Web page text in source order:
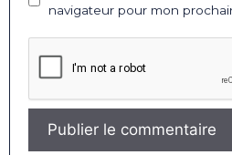
navigateur pour mon